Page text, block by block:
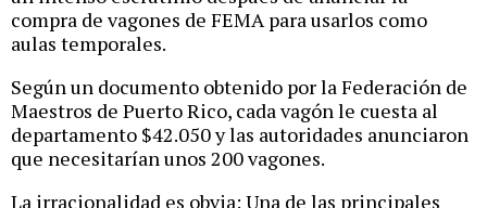
compra de vagones de FEMA para usarlos como
aulas temporales.
Según un documento obtenido por la Federación de
Maestros de Puerto Rico, cada vagón le cuesta al
departamento $42.050 y las autoridades anunciaron
que necesitarían unos 200 vagones.
La irracionalidad es obvia: Una de las principales